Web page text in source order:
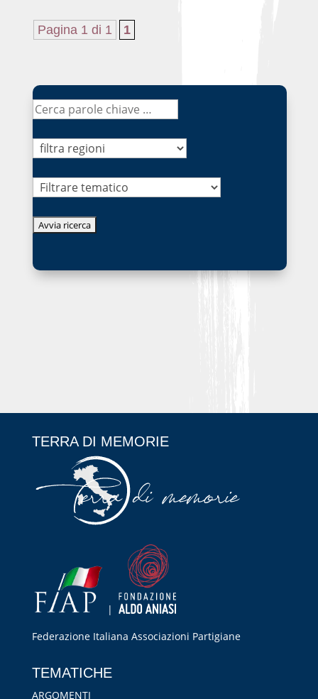
Pagina 1 di 1 1
Tematico
TERRA DI MEMORIE
|
Federazione Italiana Associazioni Partigiane
TEMATICHE
ARGOMENTI
RIPRISTINA
-A 100% +A